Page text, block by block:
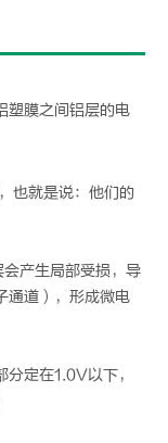
塑膜之间铝层的电
也就是说：他们的
产生局部受损，导
通道），形成微电
定在1.0V以下，